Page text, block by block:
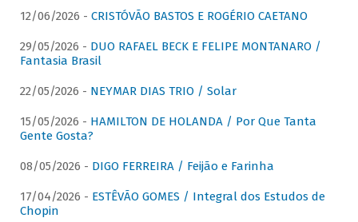
12/06/2026 - CRISTÓVÃO BASTOS E ROGÉRIO CAETANO
29/05/2026 - DUO RAFAEL BECK E FELIPE MONTANARO /
Fantasia Brasil
22/05/2026 - NEYMAR DIAS TRIO / Solar
15/05/2026 - HAMILTON DE HOLANDA / Por Que Tanta
Gente Gosta?
08/05/2026 - DIGO FERREIRA / Feijão e Farinha
17/04/2026 - ESTÊVÃO GOMES / Integral dos Estudos de
Chopin